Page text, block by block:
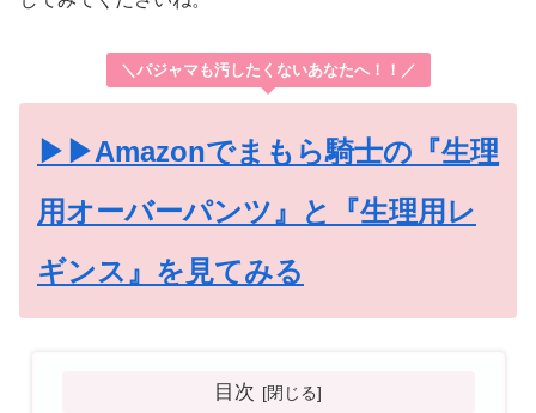
＼パジャマも汚したくないあなたへ！！／
▶▶Amazonでまもら騎士の『生理
用オーバーパンツ』と『生理用レ
ギンス』を見てみる
目次